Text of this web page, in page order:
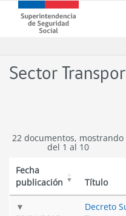
contenido
Superintendencia
de
(SUSESO)
-
Sector
22 documentos, mostrando
del 1 al 10
Fecha
publicación
Título
Decreto